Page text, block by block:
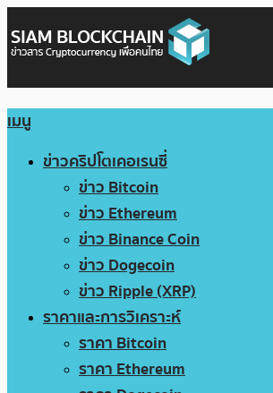
เมนู
ข่าวคริปโตเคอเรนซี่
ข่าว Bitcoin
ข่าว Ethereum
ข่าว Binance Coin
ข่าว Dogecoin
ข่าว Ripple (XRP)
ราคาและการวิเคราะห์
ราคา Bitcoin
ราคา Ethereum